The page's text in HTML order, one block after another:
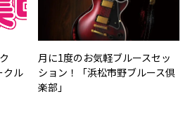
クル
月に1度のお気軽ブルースセッ
ション！「浜松市野ブルース倶
楽部」